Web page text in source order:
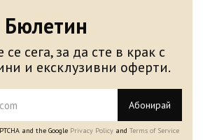
Бюлетин
сега, за да сте в крак с
и ексклузивни оферти.
Абонирай
and the Google Privacy Policy and Terms of Service